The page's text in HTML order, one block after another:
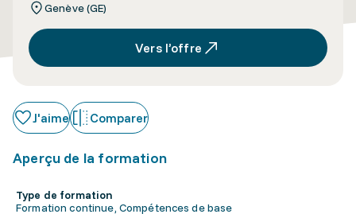
Genève (GE)
Vers l’offre
J'aime Comparer
Aperçu de la formation
Type de formation
Formation continue, Compétences de base